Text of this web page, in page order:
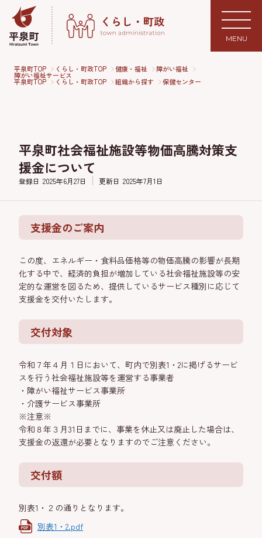
MENU
平泉町TOP くらし・町政TOP 健康・福祉 障がい福祉
障がい福祉サービス
平泉町TOP くらし・町政TOP 組織から探す 保健センター
平泉町社会福祉施設等物価高騰対策支
援金について
登録日 2025年6月27日 更新日 2025年7月1日
支援金のご案内
この度、エネルギー・食料品価格等の物価高騰の影響が長期
化する中で、経済的負担が増加している社会福祉施設等の安
定的な運営を図るため、提供しているサービス種別に応じて
支援金を交付いたします。
交付対象
令和７年４月１日において、町内で別表1・2に掲げるサービ
スを行う社会福祉施設等を運営する事業者
・障がい福祉サービス事業所
・介護サービス事業所
※注意※
令和８年３月31日までに、事業を休止又は廃止した場合は、
支援金の返還が必要となりますのでご注意ください。
交付額
別表1・２の通りとなります。
別表1・2.pdf